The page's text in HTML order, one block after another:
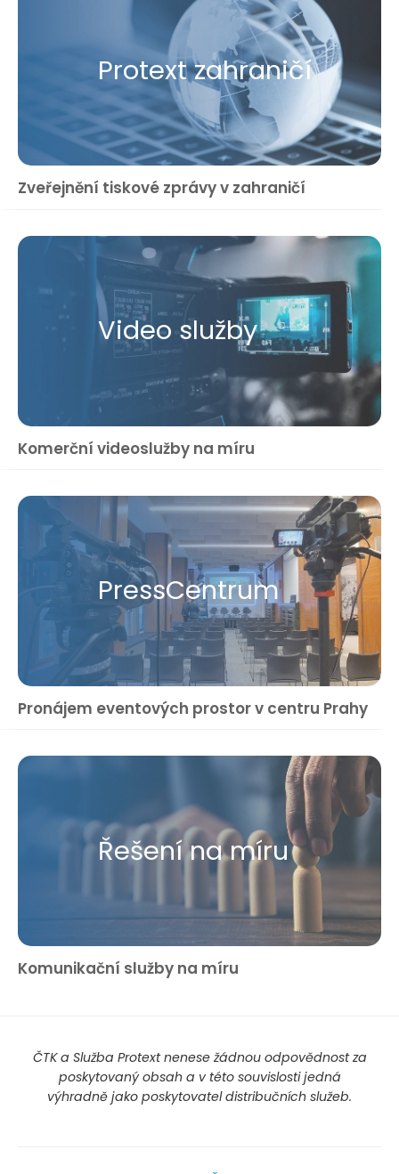
Protext zahraničí
Zveřejnění tiskové zprávy v zahraničí
Video služby
Komerční videoslužby na míru
Press​Centrum
Pronájem eventových prostor v centru Prahy
Řešení na míru
Komunikační služby na míru
ČTK a Služba Protext nenese žádnou odpovědnost za
poskytovaný obsah a v této souvislosti jedná
výhradně jako poskytovatel distribučních služeb.